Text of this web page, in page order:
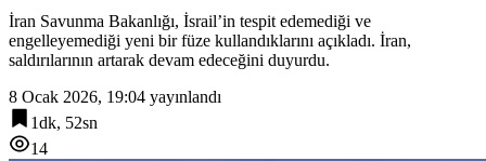
İran Savunma Bakanlığı, İsrail’in tespit edemediği ve
engelleyemediği yeni bir füze kullandıklarını açıkladı. İran,
saldırılarının artarak devam edeceğini duyurdu.
8 Ocak 2026, 19:04 yayınlandı
1dk, 52sn
14